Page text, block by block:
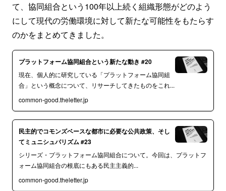
て、協同組合という100年以上続く組織形態がどのよう
にして現代の労働環境に対して新たな可能性をもたらす
のかをまとめてきました。
プラットフォーム協同組合という新たな動き #20
現在、個人的に研究している「プラットフォーム協同組
合」という概念について、リサーチしてきたものをこれ...
common-good.theletter.jp
民主的でコモンズベースな都市に必要な公共政策、そし
てミュニシュパリズム #23
シリーズ・プラットフォーム協同組合について。今回は、プラットフ
ォーム協同組合の根底にもある民主主義的...
common-good.theletter.jp